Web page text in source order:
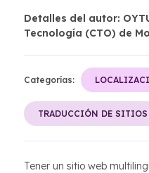
Detalles del autor:
Tecnología (CTO) de
Categorías:
TRADUCCIÓN DE SITIOS
Tener un sitio web